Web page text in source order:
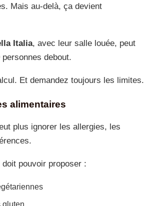
Mais au-delà, ça devient
Italia, avec leur salle louée, peut
debout.
Et demandez toujours les limites.
alimentaires
plus ignorer les allergies, les
pouvoir proposer :
gluten